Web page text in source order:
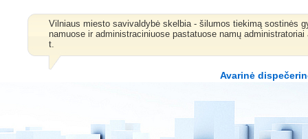
Vilniaus miesto savivaldybė skelbia - šilumos tiekimą sostinės
namuose ir administraciniuose pastatuose namų
t.
Avarinė